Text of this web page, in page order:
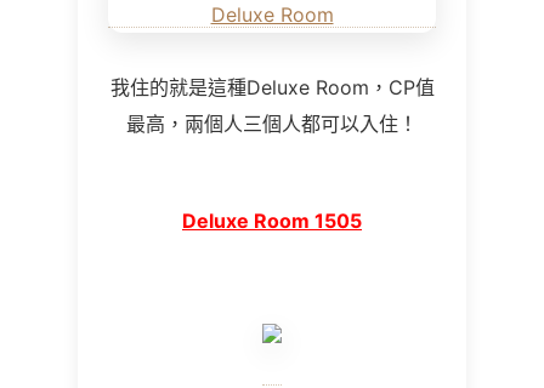
我住的就是這種Deluxe Room，CP值
最高，兩個人三個人都可以入住！
Deluxe Room 1505